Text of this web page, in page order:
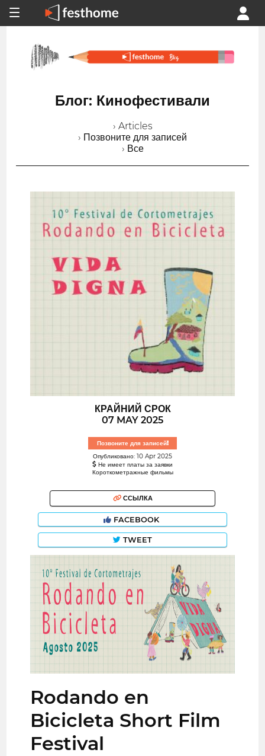
Блог: Кинофестивали
› Articles
› Позвоните для записей
› Все
КРАЙНИЙ СРОК
07 MAY 2025
Позвоните для записей!
Опубликовано: 10 Apr 2025
Не имеет платы за заявки
Короткометражные фильмы
ССЫЛКА
FACEBOOK
TWEET
Rodando en
Bicicleta Short Film
Festival